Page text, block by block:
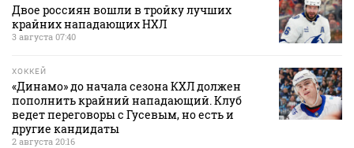
Двое россиян вошли в тройку лучших
крайних нападающих НХЛ
3 августа 07:40
ХОККЕЙ
«Динамо» до начала сезона КХЛ должен
пополнить крайний нападающий. Клуб
ведет переговоры с Гусевым, но есть и
другие кандидаты
2 августа 20:16